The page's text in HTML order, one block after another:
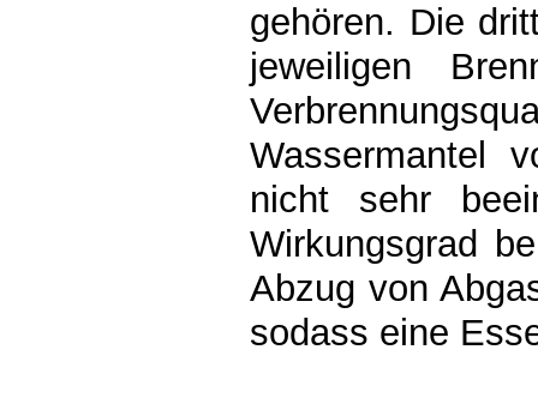
gehören. Die
jeweiligen
Wassermantel
nicht sehr
Wirkungsgrad
Abzug von
sodass eine